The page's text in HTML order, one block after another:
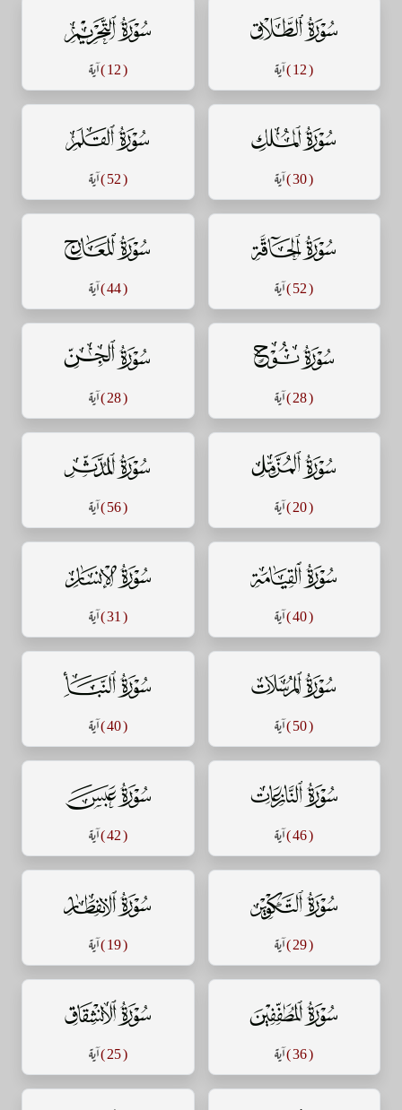
سورة الطلاق
( 12 ) آية
سورة التحريم
( 12 ) آية
سورة الملك
( 30 ) آية
سورة القلم
( 52 ) آية
سورة الحاقة
( 52 ) آية
سورة المعارج
( 44 ) آية
سورة نوح
( 28 ) آية
سورة الجن
( 28 ) آية
سورة المزمل
( 20 ) آية
سورة المدثر
( 56 ) آية
سورة القيامة
( 40 ) آية
سورة الإنسان
( 31 ) آية
سورة المرسلات
( 50 ) آية
سورة النبأ
( 40 ) آية
سورة النازعات
( 46 ) آية
سورة عبس
( 42 ) آية
سورة التكوير
( 29 ) آية
سورة الإنفطار
( 19 ) آية
سورة المطففين
( 36 ) آية
سورة الإنشقاق
( 25 ) آية